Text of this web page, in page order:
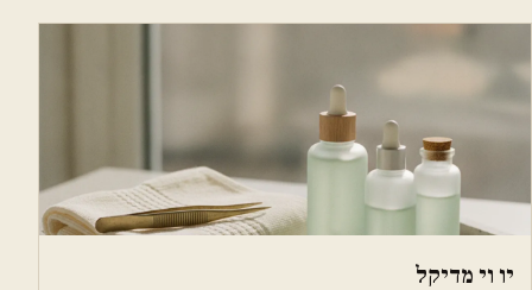
יו וי מדיקל